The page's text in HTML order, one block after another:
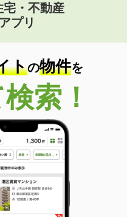
・不動産
アプリ
トの物件を
索！